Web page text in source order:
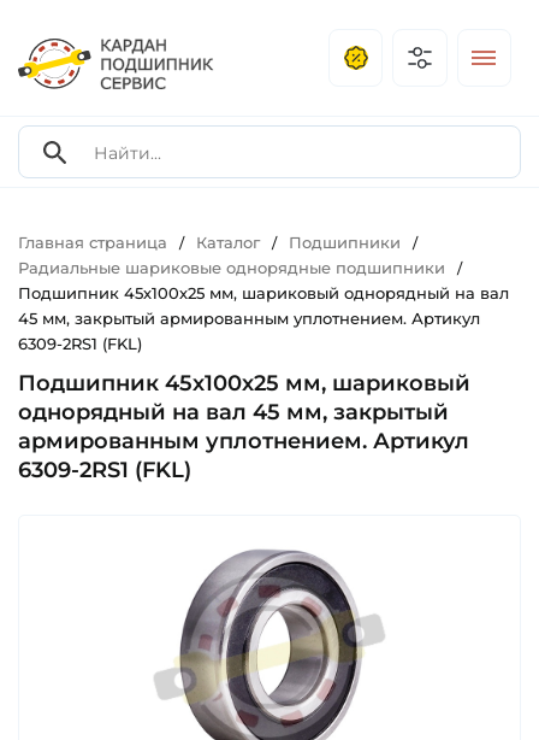
Главная страница / Каталог / Подшипники /
Радиальные шариковые однорядные подшипники /
Подшипник 45х100х25 мм, шариковый однорядный на вал
45 мм, закрытый армированным уплотнением. Артикул
6309-2RS1 (FKL)
Подшипник 45х100х25 мм, шариковый
однорядный на вал 45 мм, закрытый
армированным уплотнением. Артикул
6309-2RS1 (FKL)